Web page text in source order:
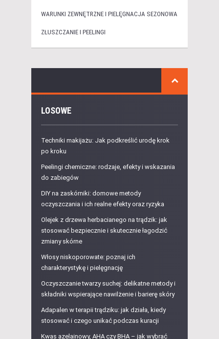
WARUNKI ZEWNĘTRZNE I PIELĘGNACJA SEZONOWA
ZŁUSZCZANIE I PEELINGI
LOSOWE
Techniki makijażu: Jak podkreślić urodę krok
po kroku
Peelingi chemiczne: rodzaje, efekty i wskazania
do zabiegów
DIY na zaskórniki: domowe metody
oczyszczania i ich realne efekty oraz ryzyka
Olejek z drzewa herbacianego na trądzik: jak
stosować bezpiecznie i skutecznie łagodzić
zmiany skórne
Włosy niskoporowate: poznaj ich
charakterystykę i pielęgnację
Oczyszczanie twarzy suchej: delikatne metody i
składniki wspierające nawilżenie i barierę skóry
Adapalen w terapii trądziku: jak działa, kiedy
stosować i czego unikać podczas kuracji
Kwas azelainowy, AHA czy BHA – jak wybrać